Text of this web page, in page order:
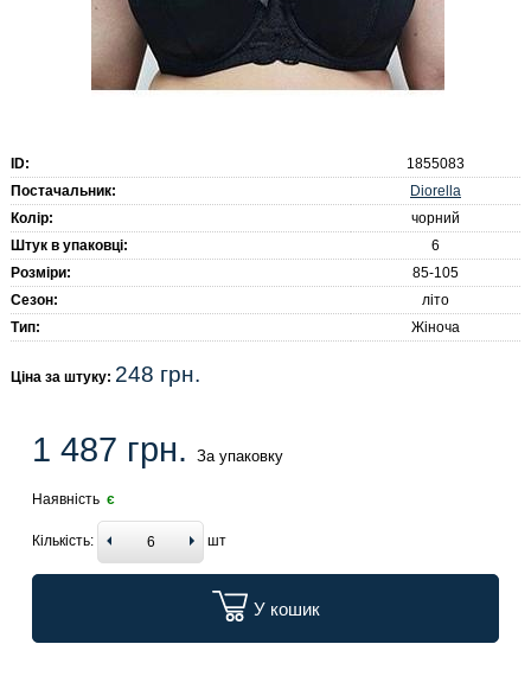
ID:
1855083
Постачальник:
Diorella
Колір:
чорний
Штук в упаковці:
6
Розміри:
85-105
Сезон:
літо
Тип:
Жіноча
Ціна за штуку: 248 грн.
1 487 грн. За упаковку
Наявність є
Кількість: шт
У кошик